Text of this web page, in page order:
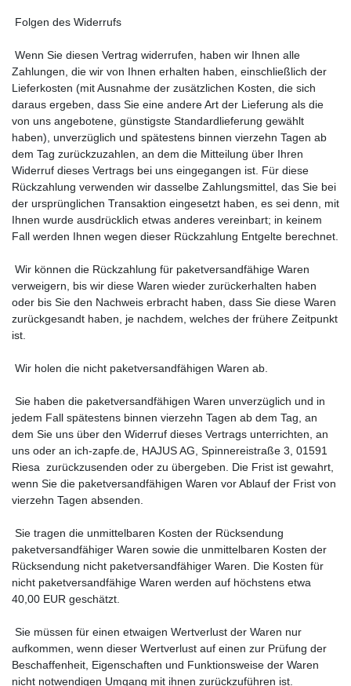
Folgen des Widerrufs
Wenn Sie diesen Vertrag widerrufen, haben wir Ihnen alle
Zahlungen, die wir von Ihnen erhalten haben, einschließlich der
Lieferkosten (mit Ausnahme der zusätzlichen Kosten, die sich
daraus ergeben, dass Sie eine andere Art der Lieferung als die
von uns angebotene, günstigste Standardlieferung gewählt
haben), unverzüglich und spätestens binnen vierzehn Tagen ab
dem Tag zurückzuzahlen, an dem die Mitteilung über Ihren
Widerruf dieses Vertrags bei uns eingegangen ist. Für diese
Rückzahlung verwenden wir dasselbe Zahlungsmittel, das Sie bei
der ursprünglichen Transaktion eingesetzt haben, es sei denn, mit
Ihnen wurde ausdrücklich etwas anderes vereinbart; in keinem
Fall werden Ihnen wegen dieser Rückzahlung Entgelte berechnet.
Wir können die Rückzahlung für paketversandfähige Waren
verweigern, bis wir diese Waren wieder zurückerhalten haben
oder bis Sie den Nachweis erbracht haben, dass Sie diese Waren
zurückgesandt haben, je nachdem, welches der frühere Zeitpunkt
ist.
Wir holen die nicht paketversandfähigen Waren ab.
Sie haben die paketversandfähigen Waren unverzüglich und in
jedem Fall spätestens binnen vierzehn Tagen ab dem Tag, an
dem Sie uns über den Widerruf dieses Vertrags unterrichten, an
uns oder an ich-zapfe.de, HAJUS AG, Spinnereistraße 3, 01591
Riesa zurückzusenden oder zu übergeben. Die Frist ist gewahrt,
wenn Sie die paketversandfähigen Waren vor Ablauf der Frist von
vierzehn Tagen absenden.
Sie tragen die unmittelbaren Kosten der Rücksendung
paketversandfähiger Waren sowie die unmittelbaren Kosten der
Rücksendung nicht paketversandfähiger Waren. Die Kosten für
nicht paketversandfähige Waren werden auf höchstens etwa
40,00 EUR geschätzt.
Sie müssen für einen etwaigen Wertverlust der Waren nur
aufkommen, wenn dieser Wertverlust auf einen zur Prüfung der
Beschaffenheit, Eigenschaften und Funktionsweise der Waren
nicht notwendigen Umgang mit ihnen zurückzuführen ist.